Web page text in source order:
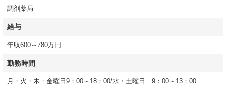
調剤薬局
給与
年収600～780万円
勤務時間
月・火・木・金曜日9：00～18：00/水・土曜日 9：00～13：00